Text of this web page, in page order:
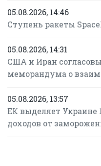
05.08.2026, 14:46
Ступень ракеты
05.08.2026, 14:31
США и Иран
меморандума о
05.08.2026, 13:57
ЕК выделяет Украине
доходов от